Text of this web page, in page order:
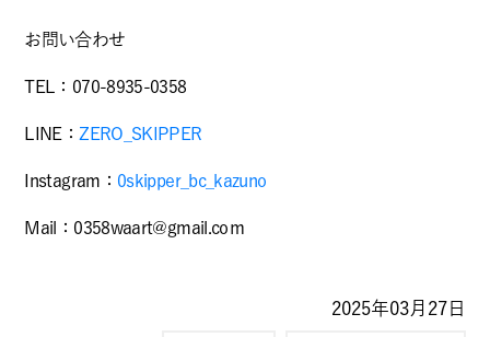
お問い合わせ
TEL：070-8935-0358
LINE： ZERO_SKIPPER
Instagram： 0skipper_bc_kazuno
Mail：0358waart@gmail.coｍ
2025年03月27日